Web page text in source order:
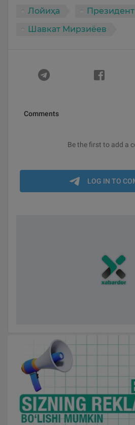
Лойиҳа
Президент
Шавкат Мирзиёев